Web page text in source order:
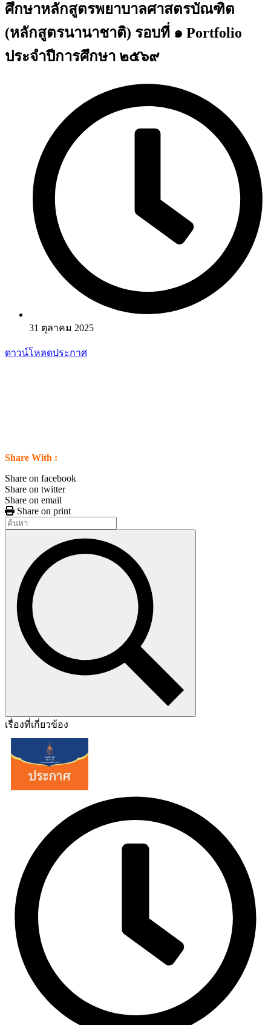
ศึกษาหลักสูตรพยาบาลศาสตรบัณฑิต
(หลักสูตรนานาชาติ) รอบที่ ๑ Portfolio
ประจำปีการศึกษา ๒๕๖๙
31 ตุลาคม 2025
ดาวน์โหลดประกาศ
Share With :
Share on facebook
Share on twitter
Share on email
Share on print
เรื่องที่เกี่ยวข้อง